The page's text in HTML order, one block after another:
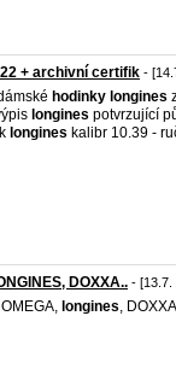
+ archivní certifik -
hodinky longines
longines potvrzující
longines kalibr 10.39 -
DOXXA.. - [13.7.
longines,